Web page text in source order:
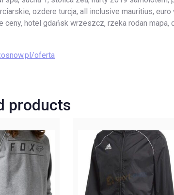
ozdere turcja, all inclusive mauritius, euro
ceny, hotel gdańsk wrzeszcz, rzeka rodan
oferta
products